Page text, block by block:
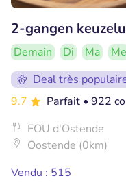
2-gangen
Demain Di Ma Me
Deal très
9.7
Parfait • 922
FOU d'Ostende
Oostende (0km)
Vendu : 515